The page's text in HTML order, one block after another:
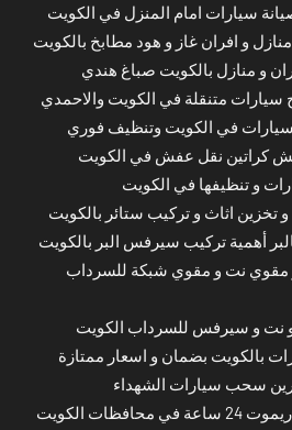
سيارات امام المنزل في الكويت
و افران غاز و هود مطابخ بالكويت
و منازل بالكويت صباغ هندي
متنقلة في الكويت والاحمدي
في الكويت وتنظيف فوري
كراتين نقل عفش في الكويت
و تنظيفها في الكويت
اثاث و تركيب ستائر بالكويت
أهمية تركيب سيرفس البر بالكويت
نت و مقوي شبكة للسرداب
نت و سيرفس للسرداب الكويت
بالكويت بضمان و اسعار ممتازة
سحب سيارات الشهداء
الكويت